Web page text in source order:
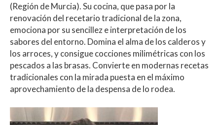
(Región de Murcia). Su cocina, que pasa por la
renovación del recetario tradicional de la zona,
emociona por su sencillez e interpretación de los
sabores del entorno. Domina el alma de los calderos y
los arroces, y consigue cocciones milimétricas con los
pescados a las brasas. Convierte en modernas recetas
tradicionales con la mirada puesta en el máximo
aprovechamiento de la despensa de lo rodea.